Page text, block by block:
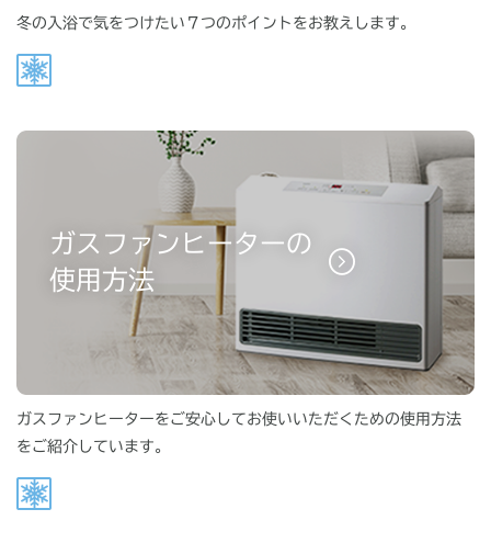
冬の入浴で気をつけたい７つのポイントをお教えします。
ガスファンヒーターの
使用方法
ガスファンヒーターをご安心してお使いいただくための使用方法
をご紹介しています。